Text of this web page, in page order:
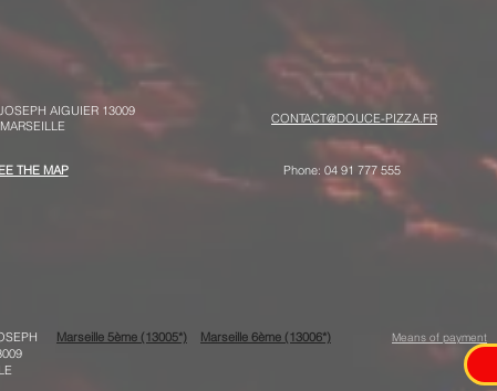
AIGUIER 13009
MARSEILLE
THE MAP
CONTACT@DOUCE-PIZZA.FR
Phone: 04 91 777 555
Marseille 5ème (13005*) Marseille 6ème (13006*) Means of payment